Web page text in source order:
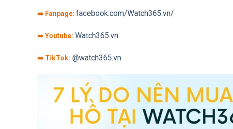
➡️ Fanpage: facebook.com/Watch365.vn/
➡️ Youtube: Watch365.vn
➡️ TikTok: @watch365.vn